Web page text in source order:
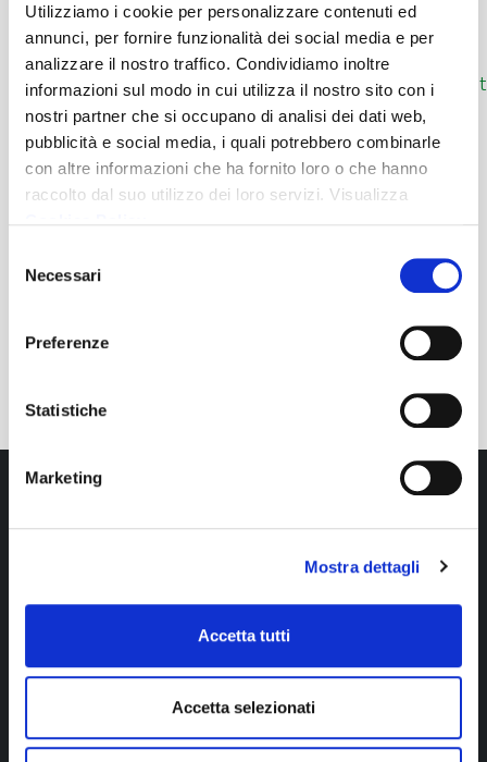
Utilizziamo i cookie per personalizzare contenuti ed
annunci, per fornire funzionalità dei social media e per
analizzare il nostro traffico. Condividiamo inoltre
informazioni sul modo in cui utilizza il nostro sito con i
nostri partner che si occupano di analisi dei dati web,
pubblicità e social media, i quali potrebbero combinarle
con altre informazioni che ha fornito loro o che hanno
raccolto dal suo utilizzo dei loro servizi. Visualizza
delNecessari
Preferenze
Statistiche
Marketing
Mostra dettagli
Accetta tutti
Accetta selezionati
Centro per le Famiglie
051/6161627
centroperlefamiglie@unionerenolavinosamoggia.bo.it
SEDE LEGALE E AFFARI GENERALI
c/o Comune di Casalecchio di Reno